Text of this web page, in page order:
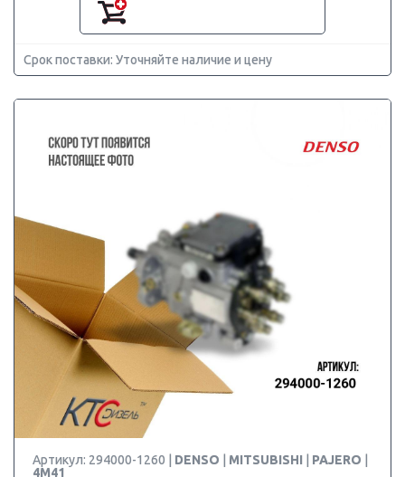
Срок поставки: Уточняйте наличие и цену
Артикул: 294000-1260 | DENSO MITSUBISHI PAJERO
4M41